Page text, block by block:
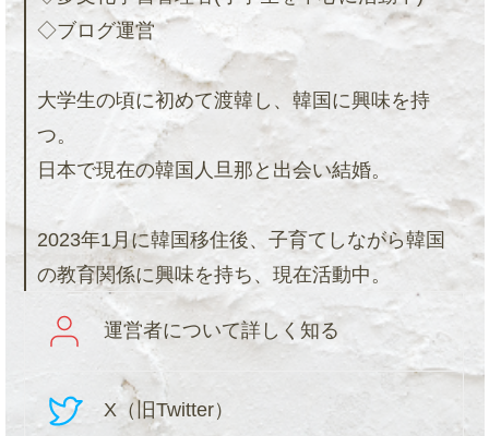
◇ブログ運営
大学生の頃に初めて渡韓し、韓国に興味を持
つ。
日本で現在の韓国人旦那と出会い結婚。
2023年1月に韓国移住後、子育てしながら韓国
の教育関係に興味を持ち、現在活動中。
運営者について詳しく知る
X（旧Twitter）